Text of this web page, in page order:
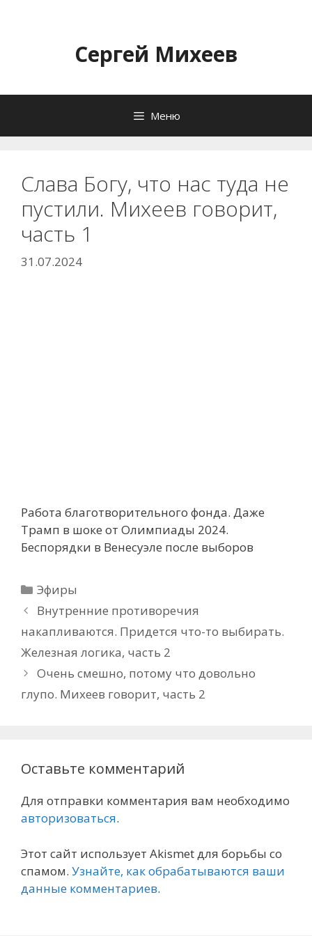
содержимомуСергей Михеев
Меню
Слава Богу, что нас туда не
пустили. Михеев говорит,
часть 1
31.07.2024
Работа благотворительного фонда. Даже
Трамп в шоке от Олимпиады 2024.
Беспорядки в Венесуэле после выборов
Рубрики
Эфиры
Внутренние противоречия
накапливаются. Придется что-то выбирать.
Железная логика, часть 2
Очень смешно, потому что довольно
глупо. Михеев говорит, часть 2
Оставьте комментарий
Для отправки комментария вам необходимо
авторизоваться.
Этот сайт использует Akismet для борьбы со
спамом. Узнайте, как обрабатываются ваши
данные комментариев.